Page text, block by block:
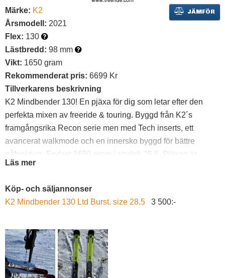
JÄMFÖR
Märke: K2
Årsmodell: 2021
Flex: 130
Lästbredd: 98 mm
Vikt: 1650 gram
Rekommenderat pris: 6699 Kr
Tillverkarens beskrivning
K2 Mindbender 130! En pjäxa för dig som letar efter den
perfekta mixen av freeride & touring. Byggd från K2´s
framgångsrika Recon serie men med Tech inserts, ett
avancerat walkmode och en innersko byggd för bättre
gåfunktion. Endast 1650 gram i storlek 26,5. Pjäxan är
98mm i lästen vilken kan anses ganska smalt men det är en
mycket formbart och väldigt isolerande. Skaftet är av Pebax,
vilket är mycket lätt och nederdelen är av TPU vilket är
inte vill kompromissa och som vill ha den mest mångsidiga
pjäxan på markanden just nu. Från 24,5 - 30,5. Unisex
storlekar
Läs mer
Köp- och säljannonser
K2 Mindbender 130 Ltd Burst. size 28.5 3 500:-